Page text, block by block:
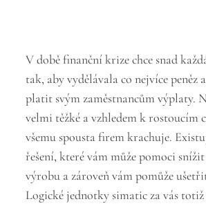
V době finanční krize chce snad
tak, aby vydělávala co nejvíce peněz
platit svým zaměstnancům výplaty.
velmi těžké a vzhledem k rostoucím
všemu spousta firem krachuje.
řešení, které vám může pomoci
výrobu a zároveň vám pomůže
Logické jednotky simatic za vás